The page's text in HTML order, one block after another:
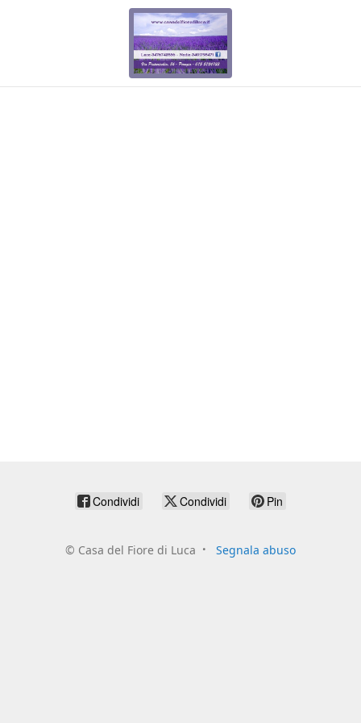
Condividi Condividi Pin
© Casa del Fiore di Luca Segnala abuso